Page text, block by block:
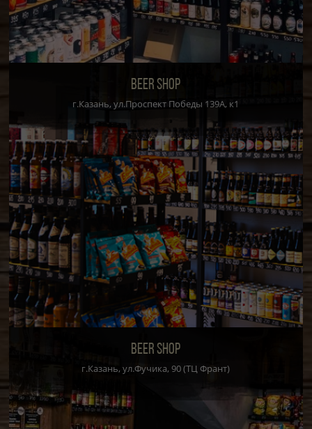
BEER SHOP
г.Казань, ул.Проспект Победы 139А, к1
BEER SHOP
г.Казань, ул.Фучика, 90 (ТЦ Франт)